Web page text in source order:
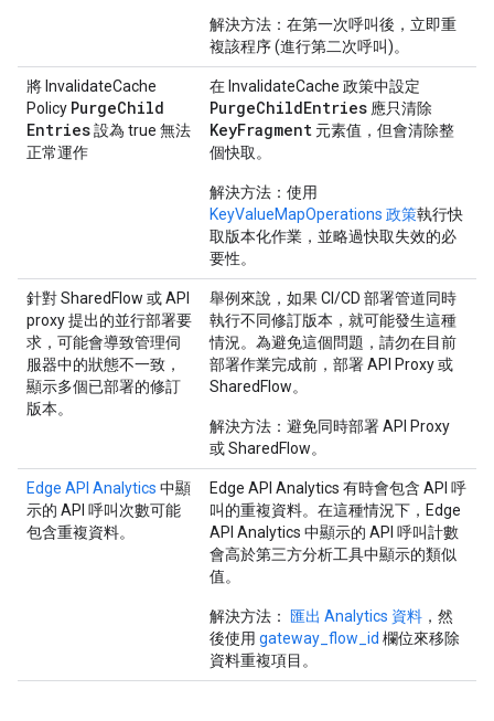
解決方法： 在第一次呼叫後，立即重
複該程序 (進行第二次呼叫)。
將 InvalidateCache
Policy PurgeChild
Entries設為 true 無法
正常運作
在 InvalidateCache 政策中設定
PurgeChildEntries 應只清除
KeyFragment 元素值，但會清除整
個快取。
解決方法： 使用
KeyValueMapOperations 政策執行快
取版本化作業，並略過快取失效的必
要性。
針對 SharedFlow 或 API
proxy 提出的並行部署要
求，可能會導致管理伺
服器中的狀態不一致，
顯示多個已部署的修訂
版本。
舉例來說，如果 CI/CD 部署管道同時
執行不同修訂版本，就可能發生這種
情況。為避免這個問題，請勿在目前
部署作業完成前，部署 API Proxy 或
SharedFlow。
解決方法： 避免同時部署 API Proxy
或 SharedFlow。
Edge API Analytics 中顯
示的 API 呼叫次數可能
包含重複資料。
Edge API Analytics 有時會包含 API 呼
叫的重複資料。在這種情況下，Edge
API Analytics 中顯示的 API 呼叫計數
會高於第三方分析工具中顯示的類似
值。
解決方法： 匯出 Analytics 資料 ，然
後使用 gateway_flow_id 欄位來移除
資料重複項目。